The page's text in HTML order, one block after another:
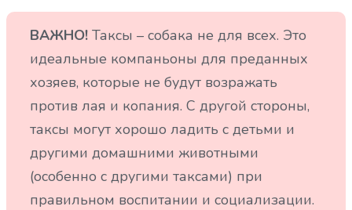
ВАЖНО! Таксы – собака не для всех. Это
идеальные компаньоны для преданных
хозяев, которые не будут возражать
против лая и копания. С другой стороны,
таксы могут хорошо ладить с детьми и
другими домашними животными
(особенно с другими таксами) при
правильном воспитании и социализации.